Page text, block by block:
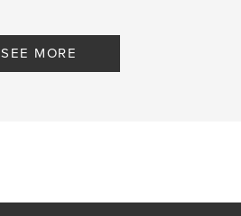
SEE MORE